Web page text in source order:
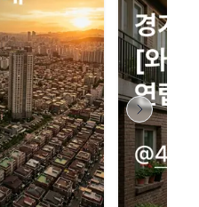
연결 안내
않아 지도를 불러올 수 없습니다.
려 죄송합니다.
도